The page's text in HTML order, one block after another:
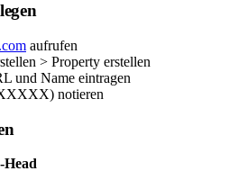
aufrufen
> Property erstellen
und Name eintragen
notieren